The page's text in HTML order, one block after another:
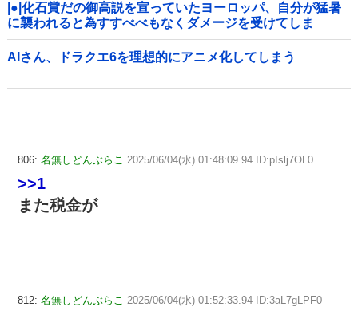
|●|化石賞だの御高説を宣っていたヨーロッパ、自分が猛暑
に襲われると為すすべべもなくダメージを受けてしま
い……
AIさん、ドラクエ6を理想的にアニメ化してしまう
806: 名無しどんぶらこ 2025/06/04(水) 01:48:09.94 ID:pIslj7OL0
>>1
また税金が
812: 名無しどんぶらこ 2025/06/04(水) 01:52:33.94 ID:3aL7gLPF0